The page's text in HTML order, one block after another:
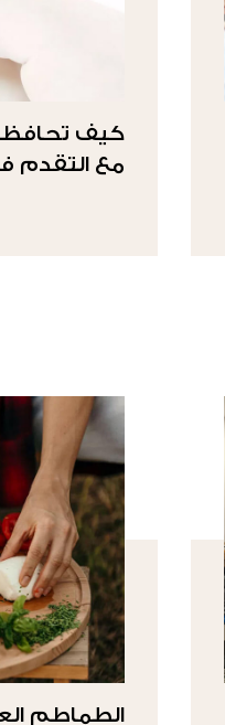
كيف
مع التقدم
الطماطم